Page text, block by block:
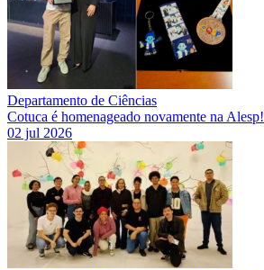
Departamento de Ciências
Cotuca é homenageado novamente na Alesp!
02 jul 2026